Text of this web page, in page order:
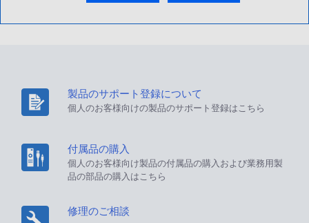
製品のサポート登録について
個人のお客様向けの製品のサポート登録はこちら
付属品の購入
個人のお客様向け製品の付属品の購入および業務用製
品の部品の購入はこちら
修理のご相談